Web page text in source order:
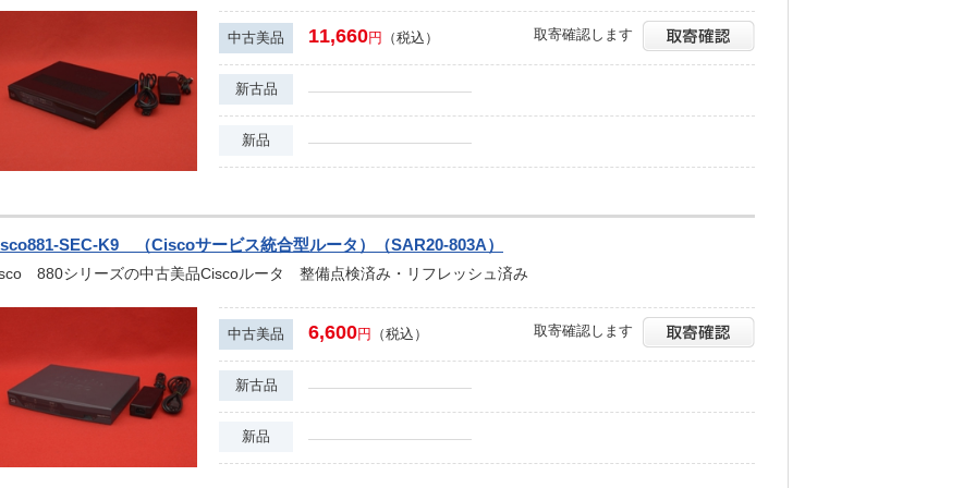
中古美品 11,660円 （税込） 取寄確認します
新古品
新品
SEC-K9 （Ciscoサービス統合型ルータ）（SAR20-803A）
880シリーズの中古美品Ciscoルータ 整備点検済み・リフレッシュ済み
中古美品 6,600円 （税込） 取寄確認します
新古品
新品